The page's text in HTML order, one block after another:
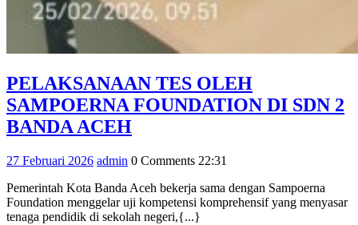
PELAKSANAAN TES OLEH
SAMPOERNA FOUNDATION DI SDN 2
BANDA ACEHPELAKSANAAN
OLEH
SAMPOERNA
FOUNDATION
27 Februari 202627
2026
admin admin
0 Comments 22:31
Pemerintah Kota Banda Aceh bekerja sama dengan Sampoerna
Foundation menggelar uji kompetensi komprehensif yang menyasar
tenaga pendidik di sekolah negeri,{...}